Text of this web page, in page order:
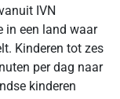
IVN
in een land waar
Kinderen tot zes
per dag naar
kinderen